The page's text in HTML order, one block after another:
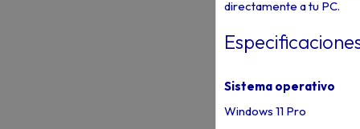
directamente a tu PC.
Sistema operativo
Windows 11 Pro